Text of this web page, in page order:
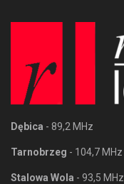
Dębica - 89,2 MHz
Tarnobrzeg - 104,7 MHz
Stalowa Wola - 93,5 MHz